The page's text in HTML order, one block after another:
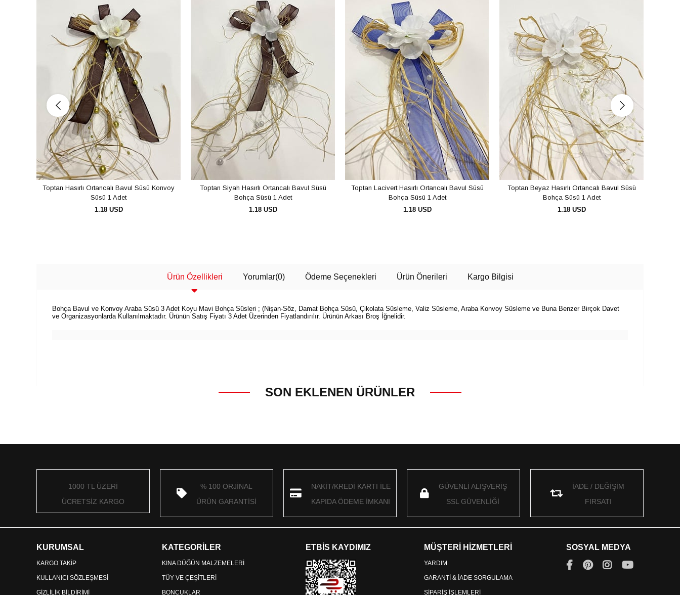
Toptan Hasırlı Ortancalı Bavul Süsü Konvoy
Süsü 1 Adet
1.18 USD
Toptan Siyah Hasırlı Ortancalı Bavul Süsü
Bohça Süsü 1 Adet
1.18 USD
Toptan Lacivert Hasırlı Ortancalı Bavul Süsü
Bohça Süsü 1 Adet
1.18 USD
Toptan Beyaz Hasırlı Ortancalı Bavul Süsü
Bohça Süsü 1 Adet
1.18 USD
Ürün Özellikleri Yorumlar(0) Ödeme Seçenekleri Ürün Önerileri Kargo Bilgisi
Bohça Bavul ve Konvoy Araba Süsü 3 Adet Koyu Mavi Bohça Süsleri ; (Nişan-Söz, Damat Bohça Süsü, Çikolata Süsleme, Valiz Süsleme, Araba Konvoy Süsleme ve Buna Benzer Birçok Davet
ve Organizasyonlarda Kullanılmaktadır. Ürünün Satış Fiyatı 3 Adet Üzerinden Fiyatlandırılır. Ürünün Arkası Broş İğnelidir.
SON EKLENEN ÜRÜNLER
1000 TL ÜZERİ
ÜCRETSİZ KARGO
% 100 ORJİNAL
ÜRÜN GARANTİSİ
NAKİT/KREDİ KARTI İLE
KAPIDA ÖDEME İMKANI
GÜVENLİ ALIŞVERİŞ
SSL GÜVENLİĞİ
İADE / DEĞİŞİM
FIRSATI
KURUMSAL
KARGO TAKİP
KULLANICI SÖZLEŞMESİ
GİZLİLİK BİLDİRİMİ
KATEGORİLER
KINA DÜĞÜN MALZEMELERİ
TÜY VE ÇEŞİTLERİ
BONCUKLAR
ETBİS KAYDIMIZ MÜŞTERİ HİZMETLERİ
YARDIM
GARANTİ & İADE SORGULAMA
SİPARİŞ İŞLEMLERİ
SOSYAL MEDYA